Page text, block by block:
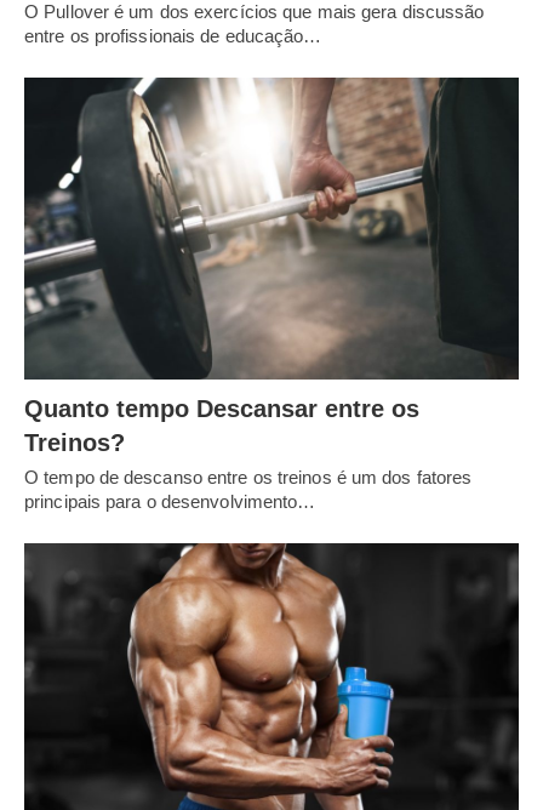
O Pullover é um dos exercícios que mais gera discussão
entre os profissionais de educação…
Quanto tempo Descansar entre os
Treinos?
O tempo de descanso entre os treinos é um dos fatores
principais para o desenvolvimento…